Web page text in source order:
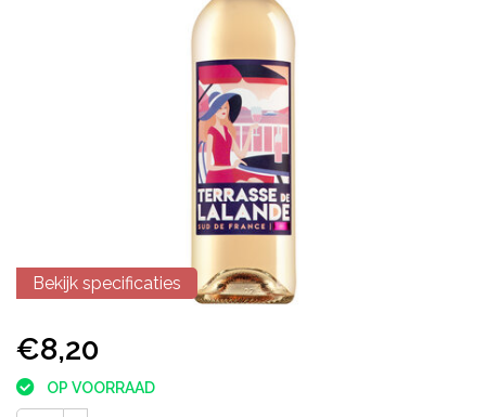
Bekijk specificaties
€8,20
OP VOORRAAD